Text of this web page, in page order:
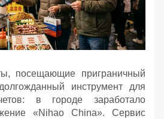
посещающие приграничный
инструмент для
в городе заработало
«Nihao China». Сервис